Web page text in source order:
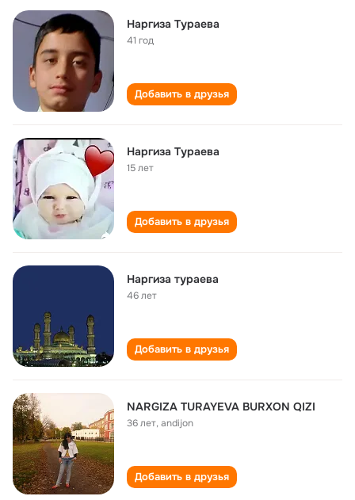
Наргиза Тураева
41 год
Добавить в друзья
Наргиза Тураева
15 лет
Добавить в друзья
Наргиза тураева
46 лет
Добавить в друзья
NARGIZA TURAYEVA BURXON QIZI
36 лет,andijon
Добавить в друзья